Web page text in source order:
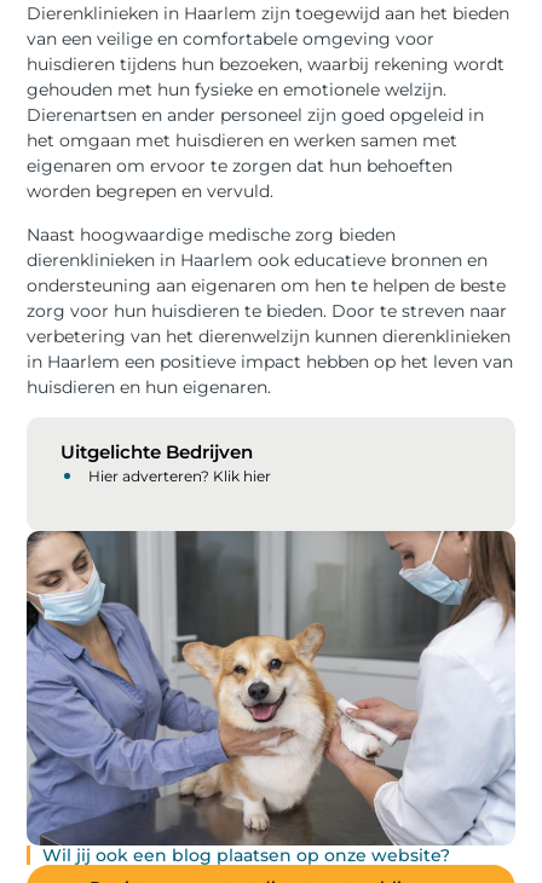
Dierenklinieken in Haarlem zijn toegewijd aan het bieden
van een veilige en comfortabele omgeving voor
huisdieren tijdens hun bezoeken, waarbij rekening wordt
gehouden met hun fysieke en emotionele welzijn.
Dierenartsen en ander personeel zijn goed opgeleid in
het omgaan met huisdieren en werken samen met
eigenaren om ervoor te zorgen dat hun behoeften
worden begrepen en vervuld.
Naast hoogwaardige medische zorg bieden
dierenklinieken in Haarlem ook educatieve bronnen en
ondersteuning aan eigenaren om hen te helpen de beste
zorg voor hun huisdieren te bieden. Door te streven naar
verbetering van het dierenwelzijn kunnen dierenklinieken
in Haarlem een positieve impact hebben op het leven van
huisdieren en hun eigenaren.
Uitgelichte Bedrijven
Hier adverteren? Klik hier
Wil jij ook een blog plaatsen op onze website?